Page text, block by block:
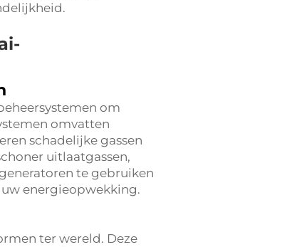
om
omvatten
schadelijke gassen
uitlaatgassen,
te gebruiken
energieopwekking.
ter wereld. Deze